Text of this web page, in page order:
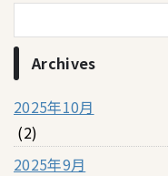
Archives
2025年10月
(2)
2025年9月